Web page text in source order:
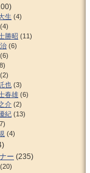
生 (4)
(4)
勝昭 (11)
(6)
(6)
(2)
也 (3)
春雄 (6)
介 (2)
紀 (13)
(4)
ー (235)
(20)